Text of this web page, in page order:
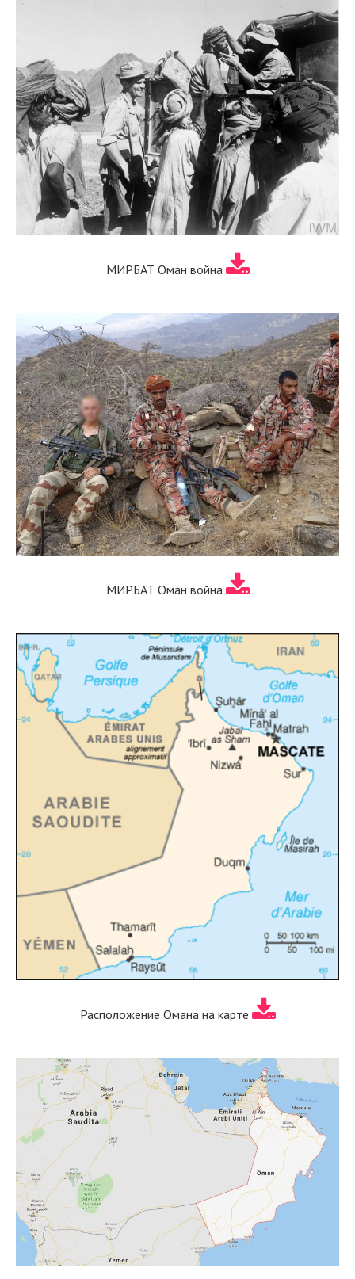
МИРБАТ Оман война
МИРБАТ Оман война
Расположение Омана на карте